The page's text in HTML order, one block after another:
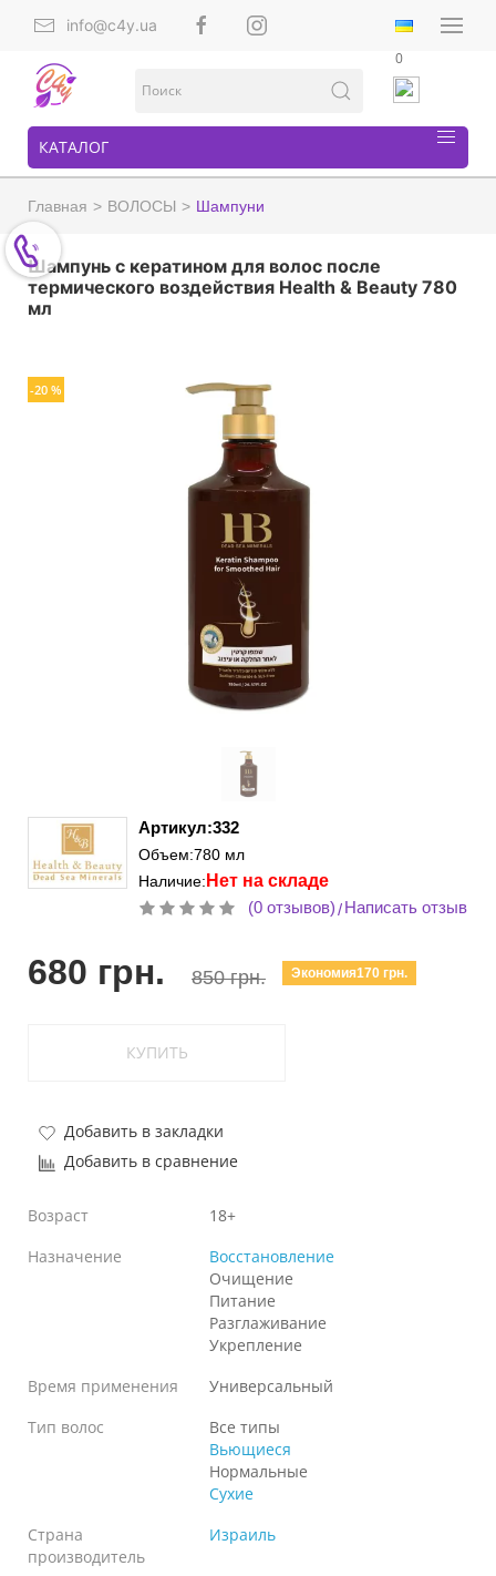
info@c4y.ua
0
КАТАЛОГ
Главная ВОЛОСЫ Шампуни
Шампунь с кератином для волос после
термического воздействия Health & Beauty 780
мл
-20 %
Артикул:332
Объем:780 мл
Наличие: Нет на складе
(0 отзывов)/Написать отзыв
680 грн. 850 грн. Экономия170 грн.
КУПИТЬ
Добавить в закладки
Добавить в сравнение
Возраст
18+
Назначение
Восстановление
Очищение
Питание
Разглаживание
Укрепление
Время применения
Универсальный
Тип волос
Все типы
Вьющиеся
Нормальные
Сухие
Страна
производитель
Израиль